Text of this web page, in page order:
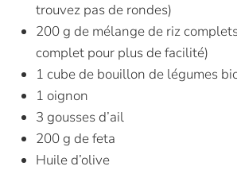
trouvez pas de rondes)
200 g de mélange de riz
complet pour plus de facilité)
1 cube de bouillon de légumes
1 oignon
3 gousses d’ail
200 g de feta
Huile d’olive